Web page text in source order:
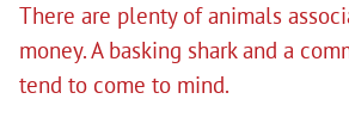
There are plenty of animals
money. A basking shark and a
tend to come to mind.